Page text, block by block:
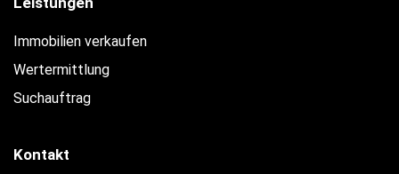
Immobilien verkaufen
Wertermittlung
Suchauftrag
Kontakt